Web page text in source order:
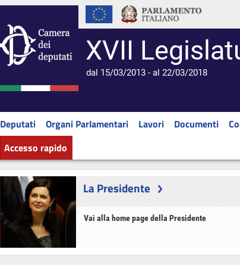
XVII
dal 15/03/2013 - al 22/03/2018
Deputati Organi Parlamentari Lavori Documenti
Accesso rapido
La Presidente
Vai alla home page della Presidente